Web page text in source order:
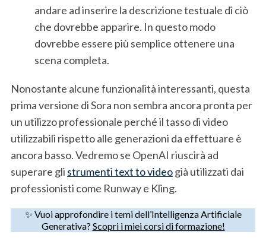
andare ad inserire la descrizione testuale di ciò
che dovrebbe apparire. In questo modo
dovrebbe essere più semplice ottenere una
scena completa.
Nonostante alcune funzionalità interessanti, questa
prima versione di Sora non sembra ancora pronta per
un utilizzo professionale perché il tasso di video
utilizzabili rispetto alle generazioni da effettuare è
ancora basso. Vedremo se OpenAI riuscirà ad
superare gli strumenti text to videogià utilizzati dai
professionisti come Runway e Kling.
✨ Vuoi approfondire i temi dell’Intelligenza Artificiale
Generativa? Scopri i miei corsi di formazione!
c
h
f
o